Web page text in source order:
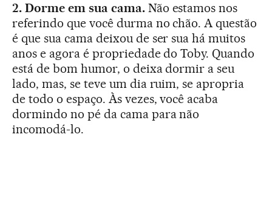
2. Dorme em sua cama.Não estamos nos
referindo que você durma no chão. A questão
é que sua cama deixou de ser sua há muitos
anos e agora é propriedade do Toby. Quando
está de bom humor, o deixa dormir a seu
lado, mas, se teve um dia ruim, se apropria
de todo o espaço. Às vezes, você acaba
dormindo no pé da cama para não
incomodá-lo.